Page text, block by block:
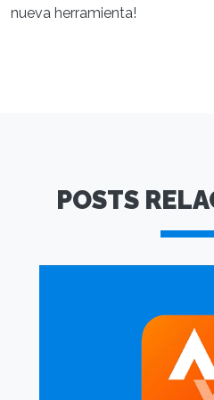
nueva herramienta!
POSTS